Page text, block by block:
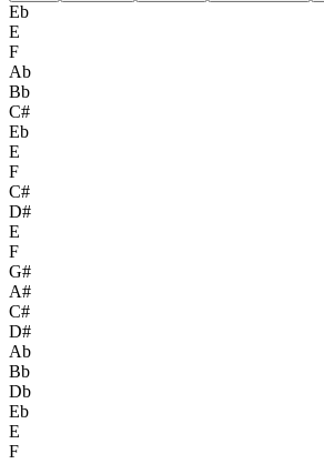
Eb
E
F
Ab
Bb
C#
Eb
E
F
C#
D#
E
F
G#
A#
C#
D#
Ab
Bb
Db
Eb
E
F